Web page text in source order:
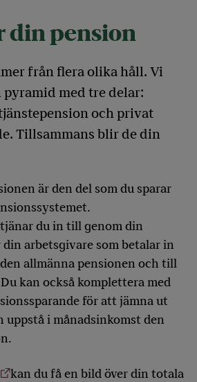
din pension
från flera olika håll. Vi
med tre delar:
och privat
Tillsammans blir de din
är den del som du sparar
du in till genom din
arbetsgivare som betalar in
allmänna pensionen och till
kan också komplettera med
för att jämna ut
uppstå i månadsinkomst den
kan du få en bild över din totala